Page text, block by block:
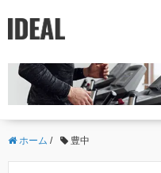
ホーム / 豊中